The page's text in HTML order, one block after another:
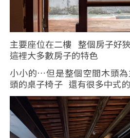
主要座位在二樓 整個房子好
這裡大多數房子的特色
小小的…但是整個空間木頭
頭的桌子椅子 還有很多中式